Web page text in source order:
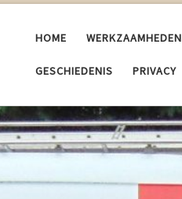
HOME WERKZAAMHEDEN
GESCHIEDENIS PRIVACY